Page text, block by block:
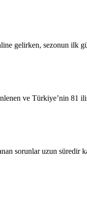
gelirken, sezonun ilk
ve Türkiye’nin 81
sorunlar uzun